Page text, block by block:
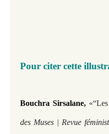
Pour citer cette
Bouchra Sirsalane,
des Muses | Revue